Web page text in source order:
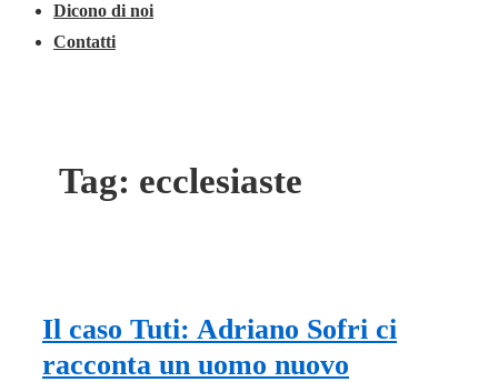
Dicono di noi
Contatti
Tag: ecclesiaste
Il caso Tuti: Adriano Sofri ci
racconta un uomo nuovo